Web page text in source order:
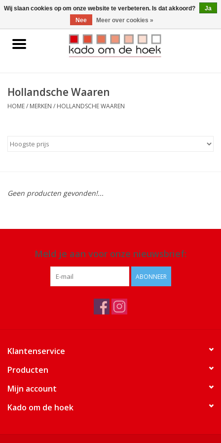
0 Artikelen - €0,00
Home
Gadgets
Hollandsche Waaren
HOME/ MERKEN / HOLLANDSCHE WAAREN
Geen producten gevonden!...
Meld je aan voor onze nieuwsbrief:
ABONNEER
Klantenservice
Producten
Mijn account
Kado om de hoek
Wij slaan cookies op om onze website te verbeteren. Is dat akkoord?
Ja
Nee
Meer over cookies »